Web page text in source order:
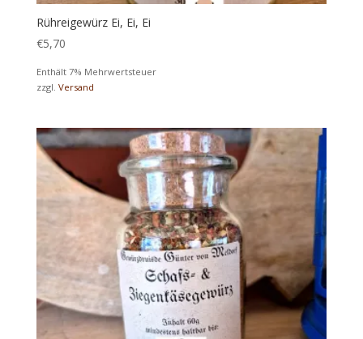
Rühreigewürz Ei, Ei, Ei
€5,70
Enthält 7% Mehrwertsteuer
zzgl. Versand